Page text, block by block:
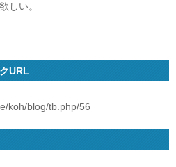
しい。
URL
koh/blog/tb.php/56